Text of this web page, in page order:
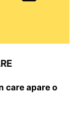
care apare o